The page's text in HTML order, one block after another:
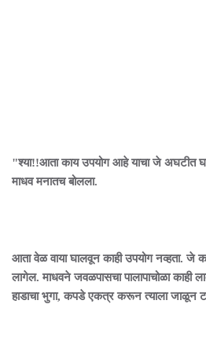
"श्या!!आता काय उपयोग आहे याचा जे अघटीत
माधव मनातच बोलला.
आता वेळ वाया घालवून काही उपयोग नव्हता.
लागेल. माधवने जवळपासचा पालापाचोळा
हाडाचा भुगा, कपडे एकत्र करून त्याला जाळून